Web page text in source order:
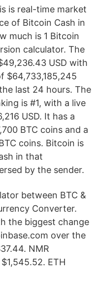
is real-time market
of Bitcoin Cash in
much is 1 Bitcoin
calculator. The
USD with
$64,733,185,245
last 24 hours. The
is #1, with a live
USD. It has a
BTC coins and a
coins. Bitcoin is
in that
by the sender.
between BTC &
Converter.
the biggest change
over the
NMR
ETH